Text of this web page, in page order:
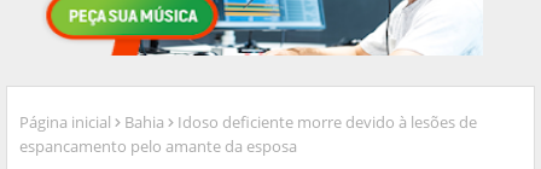
Página inicial Bahia
Idoso deficiente morre devido à lesões de
espancamento pelo amante da esposa